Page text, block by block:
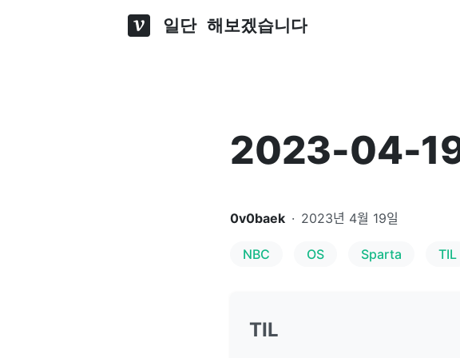
일단 해보겠습니다
2023-04-
0v0baek · 2023년 4월 19일
NBC OS Sparta TIL
TIL